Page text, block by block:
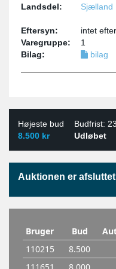
Landsdel:
Sjælland
Eftersyn:
intet
Varegruppe:
1
Bilag:
bilag
Højeste bud Budfrist:
8.500 kr
Udløbet
Auktionen er